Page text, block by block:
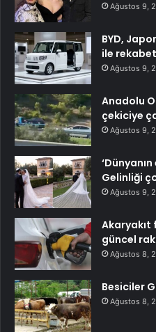
Ağustos 9,
BYD,
ile
Ağustos 9,
Anadolu
çekiciye
Ağustos 9,
Gelinliği
Ağustos 9,
Akaryakıt
güncel
Ağustos 8,
Besiciler
Ağustos 8,